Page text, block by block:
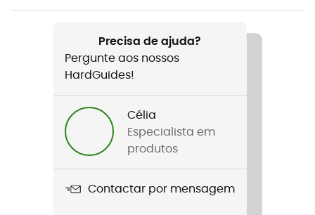
Peso
Nome do produto
Provider GTX
Impermeabilidade
Precisa de ajuda?
Pergunte aos nossos
HardGuides!
Célia
Especialista em
produtos
Contactar por mensagem